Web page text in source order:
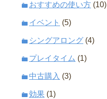
おすすめの使い方 (10)
イベント (5)
シングアロング (4)
プレイタイム (1)
中古購入 (3)
効果 (1)